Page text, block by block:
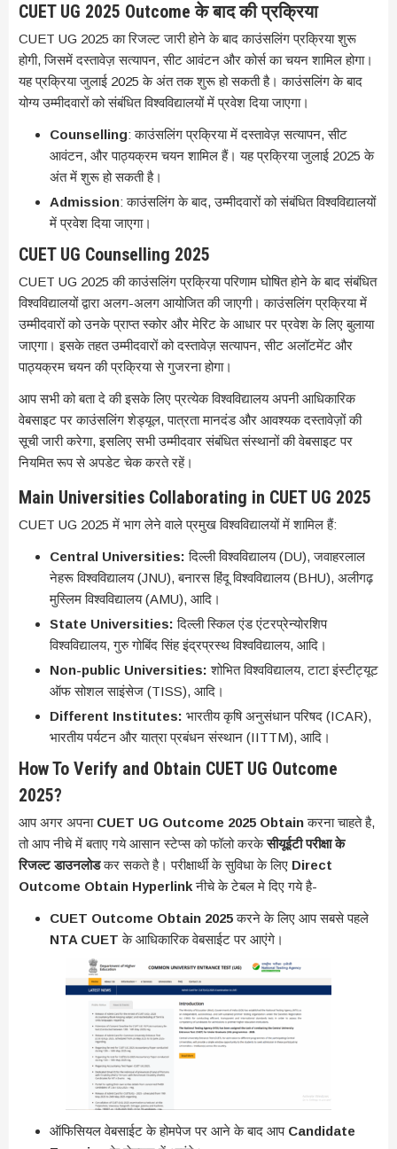
CUET UG 2025 Outcome के बाद की प्रक्रिया
CUET UG 2025 का रिजल्ट जारी होने के बाद काउंसलिंग प्रक्रिया शुरू
होगी, जिसमें दस्तावेज़ सत्यापन, सीट आवंटन और कोर्स का चयन शामिल होगा।
यह प्रक्रिया जुलाई 2025 के अंत तक शुरू हो सकती है। काउंसलिंग के बाद
योग्य उम्मीदवारों को संबंधित विश्वविद्यालयों में प्रवेश दिया जाएगा।
Counselling: काउंसलिंग प्रक्रिया में दस्तावेज़ सत्यापन, सीट
आवंटन, और पाठ्यक्रम चयन शामिल हैं। यह प्रक्रिया जुलाई 2025 के
अंत में शुरू हो सकती है।
Admission: काउंसलिंग के बाद, उम्मीदवारों को संबंधित विश्वविद्यालयों
में प्रवेश दिया जाएगा।
CUET UG Counselling 2025
CUET UG 2025 की काउंसलिंग प्रक्रिया परिणाम घोषित होने के बाद संबंधित
विश्वविद्यालयों द्वारा अलग-अलग आयोजित की जाएगी। काउंसलिंग प्रक्रिया में
उम्मीदवारों को उनके प्राप्त स्कोर और मेरिट के आधार पर प्रवेश के लिए बुलाया
जाएगा। इसके तहत उम्मीदवारों को दस्तावेज़ सत्यापन, सीट अलॉटमेंट और
पाठ्यक्रम चयन की प्रक्रिया से गुजरना होगा।
आप सभी को बता दे की इसके लिए प्रत्येक विश्वविद्यालय अपनी आधिकारिक
वेबसाइट पर काउंसलिंग शेड्यूल, पात्रता मानदंड और आवश्यक दस्तावेज़ों की
सूची जारी करेगा, इसलिए सभी उम्मीदवार संबंधित संस्थानों की वेबसाइट पर
नियमित रूप से अपडेट चेक करते रहें।
Main Universities Collaborating in CUET UG 2025
CUET UG 2025 में भाग लेने वाले प्रमुख विश्वविद्यालयों में शामिल हैं:
Central Universities: दिल्ली विश्वविद्यालय (DU), जवाहरलाल
नेहरू विश्वविद्यालय (JNU), बनारस हिंदू विश्वविद्यालय (BHU), अलीगढ़
मुस्लिम विश्वविद्यालय (AMU), आदि।
State Universities: दिल्ली स्किल एंड एंटरप्रेन्योरशिप
विश्वविद्यालय, गुरु गोबिंद सिंह इंद्रप्रस्थ विश्वविद्यालय, आदि।
Non-public Universities: शोभित विश्वविद्यालय, टाटा इंस्टीट्यूट
ऑफ सोशल साइंसेज (TISS), आदि।
Different Institutes: भारतीय कृषि अनुसंधान परिषद (ICAR),
भारतीय पर्यटन और यात्रा प्रबंधन संस्थान (IITTM), आदि।
How To Verify and Obtain CUET UG Outcome
2025?
आप अगर अपना CUET UG Outcome 2025 Obtainकरना चाहते है,
तो आप नीचे में बताए गये आसान स्टेप्स को फॉलो करकेसीयूईटी परीक्षा के
रिजल्ट डाउनलोडकर सकते है। परीक्षार्थी के सुविधा के लिए Direct
Outcome Obtain Hyperlinkनीचे के टेबल मे दिए गये है-
CUET Outcome Obtain 2025करने के लिए आप सबसे पहले
NTA CUET के आधिकारिक वेबसाईट पर आएंगे।
ऑफिसियल वेबसाईट के होमपेज पर आने के बाद आपCandidate